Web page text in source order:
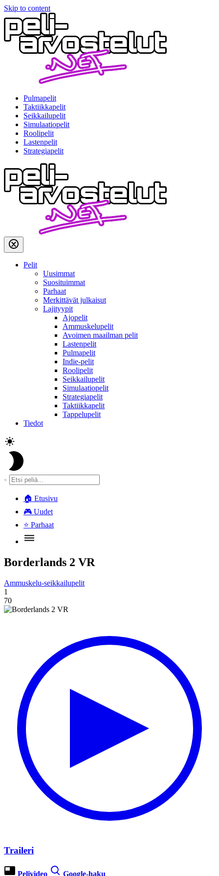
Skip to content
Pulmapelit
Taktiikkapelit
Seikkailupelit
Simulaatiopelit
Roolipelit
Lastenpelit
Strategiapelit
Pelit
Uusimmat
Suosituimmat
Parhaat
Merkittävät julkaisut
Lajityypit
Ajopelit
Ammuskelupelit
Avoimen maailman pelit
Lastenpelit
Pulmapelit
Indie-pelit
Roolipelit
Seikkailupelit
Simulaatiopelit
Strategiapelit
Taktiikkapelit
Tappelupelit
Tiedot
🏠 Etusivu
🎮 Uudet
⭐ Parhaat
Borderlands 2 VR
Ammuskelu-seikkailupelit
1
70
Traileri
Pelivideo Google-haku